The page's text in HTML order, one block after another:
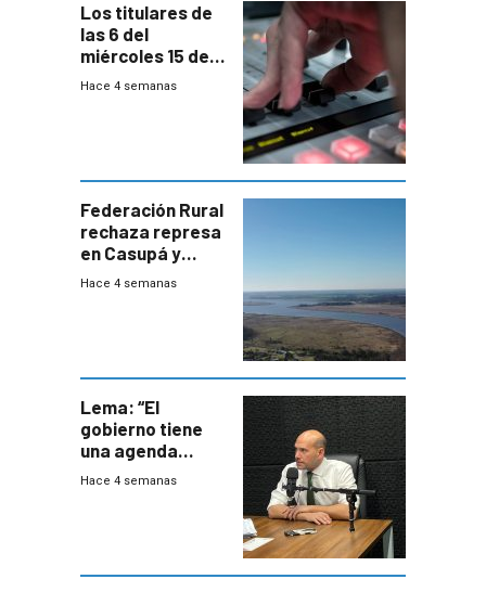
Los titulares de
las 6 del
miércoles 15 de
julio de 2026
Hace 4 semanas
Federación Rural
rechaza represa
en Casupá y
firma demanda
Hace 4 semanas
Lema: “El
gobierno tiene
una agenda
destructiva”
Hace 4 semanas